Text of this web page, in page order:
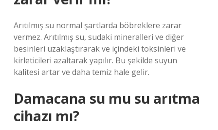
Arıtılmış su normal şartlarda böbreklere zarar
vermez. Arıtılmış su, sudaki mineralleri ve diğer
besinleri uzaklaştırarak ve içindeki toksinleri ve
kirleticileri azaltarak yapılır. Bu şekilde suyun
kalitesi artar ve daha temiz hale gelir.
Damacana su mu su arıtma
cihazı mı?